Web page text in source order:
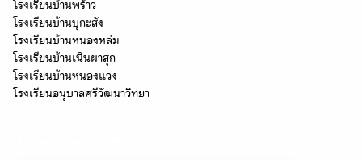
โรงเรียนบ้านพร้าว
โรงเรียนบ้านบุกะสัง
โรงเรียนบ้านหนองหล่ม
โรงเรียนบ้านเนินผาสุก
โรงเรียนบ้านหนองแวง
โรงเรียนอนุบาลศรีวัฒนาวิทยา